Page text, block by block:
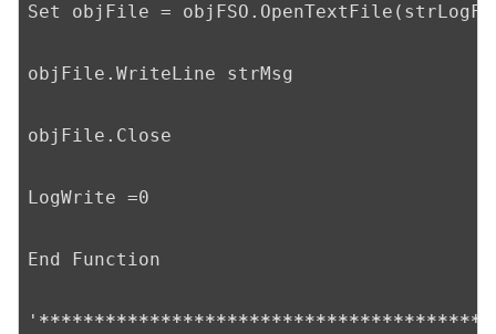
Set objFile =
objFile.WriteLine strMsg
objFile.Close
LogWrite =0
End Function
' ****************************************